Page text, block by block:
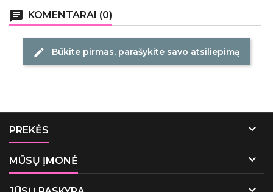
chat KOMENTARAI (0)
edit Būkite pirmas, parašykite savo atsiliepimą
PREKĖS 
MŪSŲ ĮMONĖ 